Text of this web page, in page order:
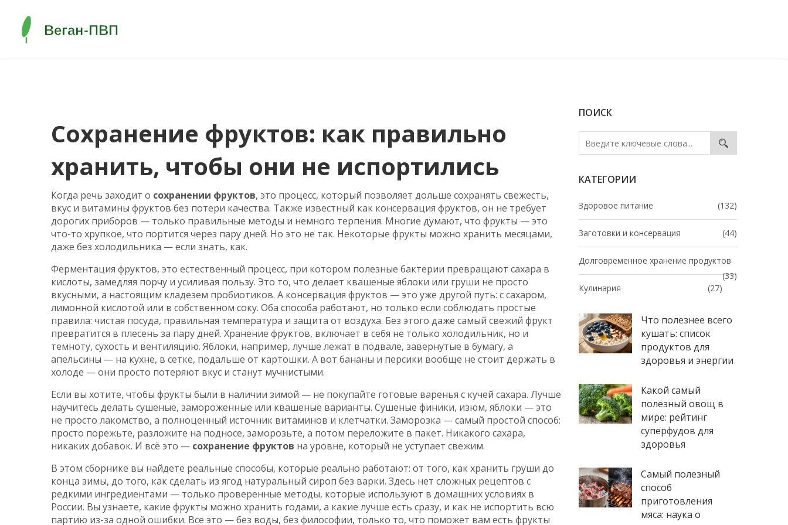
ПОИСК
КАТЕГОРИИ
Здоровое питание (132)
Заготовки и консервация (44)
Долговременное хранение продуктов
(33)
Кулинария
(27)
Что полезнее всего
кушать: список
продуктов для
здоровья и энергии
Какой самый
полезный овощ в
мире: рейтинг
суперфудов для
здоровья
Самый полезный
способ
приготовления
мяса: наука о
Сохранение фруктов: как правильно
хранить, чтобы они не испортились
Когда речь заходит о сохранении фруктов, это процесс, который позволяет дольше сохранять свежесть,
вкус и витамины фруктов без потери качества. Также известный как консервация фруктов, он не требует
дорогих приборов — только правильные методы и немного терпения. Многие думают, что фрукты — это
что-то хрупкое, что портится через пару дней. Но это не так. Некоторые фрукты можно хранить месяцами,
даже без холодильника — если знать, как.
Ферментация фруктов, это естественный процесс, при котором полезные бактерии превращают сахара в
кислоты, замедляя порчу и усиливая пользу. Это то, что делает квашеные яблоки или груши не просто
вкусными, а настоящим кладезем пробиотиков. А консервация фруктов — это уже другой путь: с сахаром,
лимонной кислотой или в собственном соку. Оба способа работают, но только если соблюдать простые
правила: чистая посуда, правильная температура и защита от воздуха. Без этого даже самый свежий фрукт
превратится в плесень за пару дней. Хранение фруктов, включает в себя не только холодильник, но и
темноту, сухость и вентиляцию. Яблоки, например, лучше лежат в подвале, завернутые в бумагу, а
апельсины — на кухне, в сетке, подальше от картошки. А вот бананы и персики вообще не стоит держать в
холоде — они просто потеряют вкус и станут мучнистыми.
Если вы хотите, чтобы фрукты были в наличии зимой — не покупайте готовые варенья с кучей сахара. Лучше
научитесь делать сушеные, замороженные или квашеные варианты. Сушеные финики, изюм, яблоки — это
не просто лакомство, а полноценный источник витаминов и клетчатки. Заморозка — самый простой способ:
просто порежьте, разложите на подносе, заморозьте, а потом переложите в пакет. Никакого сахара,
никаких добавок. И всё это — сохранение фруктов на уровне, который не уступает свежим.
В этом сборнике вы найдете реальные способы, которые реально работают: от того, как хранить груши до
конца зимы, до того, как сделать из ягод натуральный сироп без варки. Здесь нет сложных рецептов с
редкими ингредиентами — только проверенные методы, которые используют в домашних условиях в
России. Вы узнаете, какие фрукты можно хранить годами, а какие лучше есть сразу, и как не испортить всю
партию из-за одной ошибки. Все это — без воды, без философии, только то, что поможет вам есть фрукты